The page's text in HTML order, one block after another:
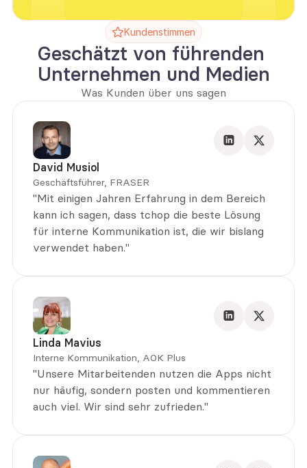
Kundenstimmen
Geschätzt von führenden
Unternehmen und Medien
Was Kunden über uns sagen
David Musiol
Geschäftsführer, FRASER
"Mit einigen Jahren Erfahrung in dem Bereich
kann ich sagen, dass tchop die beste Lösung
für interne Kommunikation ist, die wir bislang
verwendet haben."
Linda Mavius
Interne Kommunikation, AOK Plus
"Unsere Mitarbeitenden nutzen die Apps nicht
nur häufig, sondern posten und kommentieren
auch viel. Wir sind sehr zufrieden."